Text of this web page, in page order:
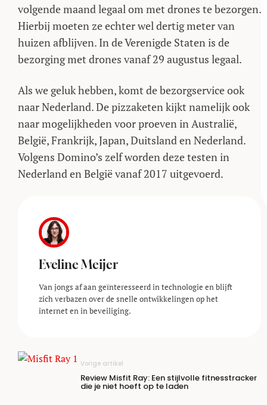
volgende maand legaal om met drones te bezorgen.
Hierbij moeten ze echter wel dertig meter van
huizen afblijven. In de Verenigde Staten is de
bezorging met drones vanaf 29 augustus legaal.
Als we geluk hebben, komt de bezorgservice ook
naar Nederland. De pizzaketen kijkt namelijk ook
naar mogelijkheden voor proeven in Australië,
België, Frankrijk, Japan, Duitsland en Nederland.
Volgens Domino’s zelf worden deze testen in
Nederland en België vanaf 2017 uitgevoerd.
Eveline Meijer
Van jongs af aan geïnteresseerd in technologie en blijft
zich verbazen over de snelle ontwikkelingen op het
internet en in beveiliging.
Vorige artikel
Review Misfit Ray: Een stijlvolle fitnesstracker
die je niet hoeft op te laden